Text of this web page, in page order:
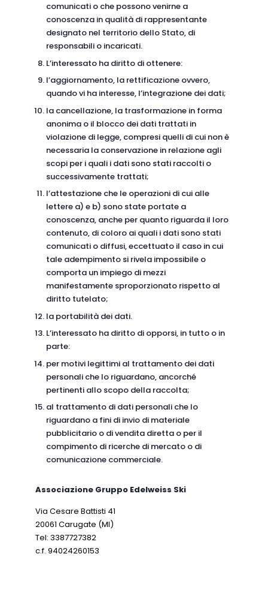
comunicati o che possono venirne a
conoscenza in qualità di rappresentante
designato nel territorio dello Stato, di
responsabili o incaricati.
L’interessato ha diritto di ottenere:
l’aggiornamento, la rettificazione ovvero,
quando vi ha interesse, l’integrazione dei dati;
la cancellazione, la trasformazione in forma
anonima o il blocco dei dati trattati in
violazione di legge, compresi quelli di cui non è
necessaria la conservazione in relazione agli
scopi per i quali i dati sono stati raccolti o
successivamente trattati;
l’attestazione che le operazioni di cui alle
lettere a) e b) sono state portate a
conoscenza, anche per quanto riguarda il loro
contenuto, di coloro ai quali i dati sono stati
comunicati o diffusi, eccettuato il caso in cui
tale adempimento si rivela impossibile o
comporta un impiego di mezzi
manifestamente sproporzionato rispetto al
diritto tutelato;
la portabilità dei dati.
L’interessato ha diritto di opporsi, in tutto o in
parte:
per motivi legittimi al trattamento dei dati
personali che lo riguardano, ancorché
pertinenti allo scopo della raccolta;
al trattamento di dati personali che lo
riguardano a fini di invio di materiale
pubblicitario o di vendita diretta o per il
compimento di ricerche di mercato o di
comunicazione commerciale.
Associazione Gruppo Edelweiss Ski
Via Cesare Battisti 41
20061 Carugate (MI)
Tel: 3387727382
c.f. 94024260153